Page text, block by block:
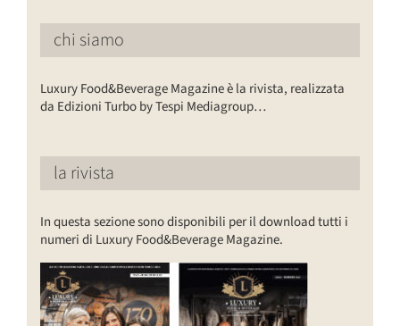
chi siamo
Luxury Food&Beverage Magazine è la rivista, realizzata
da Edizioni Turbo by Tespi Mediagroup…
la rivista
In questa sezione sono disponibili per il download tutti i
numeri di Luxury Food&Beverage Magazine.